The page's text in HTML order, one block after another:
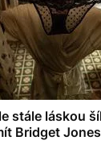
stále láskou
Bridget